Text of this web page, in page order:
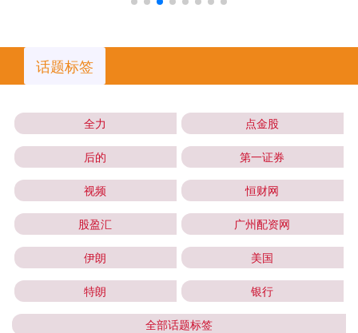
话题标签
全力 点金股
后的 第一证券
视频 恒财网
股盈汇 广州配资网
伊朗 美国
特朗 银行
全部话题标签